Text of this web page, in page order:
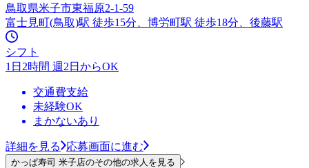
鳥取県米子市東福原2-1-59
富士見町(鳥取)駅 徒歩15分、博労町駅 徒歩18分、後藤駅
シフト
1日2時間 週2日からOK
交通費支給
未経験OK
まかないあり
詳細を見る 応募画面に進む
かっぱ寿司 米子店のその他の求人を見る